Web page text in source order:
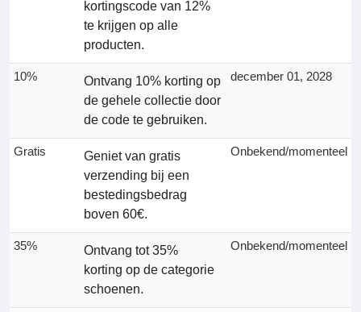
kortingscode van 12%
te krijgen op alle
producten.
10%
Ontvang 10% korting op
de gehele collectie door
de code te gebruiken.
december 01, 2028
Gratis
Geniet van gratis
verzending bij een
bestedingsbedrag
boven 60€.
Onbekend/momenteel
35%
Ontvang tot 35%
korting op de categorie
schoenen.
Onbekend/momenteel